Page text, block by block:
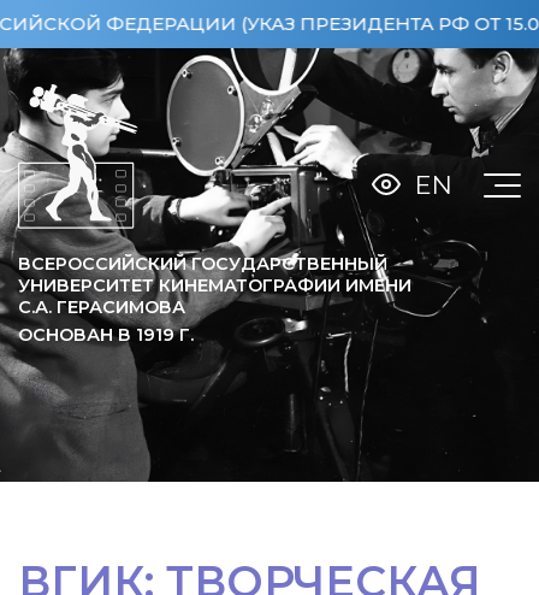
ФЕДЕРАЦИИ (УКАЗ ПРЕЗИДЕНТА РФ ОТ
ВСЕРОССИЙСКИЙ ГОСУДАРСТВЕННЫЙ
УНИВЕРСИТЕТ КИНЕМАТОГРАФИИ ИМЕНИ
С.А. ГЕРАСИМОВА
ОСНОВАН В 1919Г.
EN
ВГИК: ТВОРЧЕСКАЯ